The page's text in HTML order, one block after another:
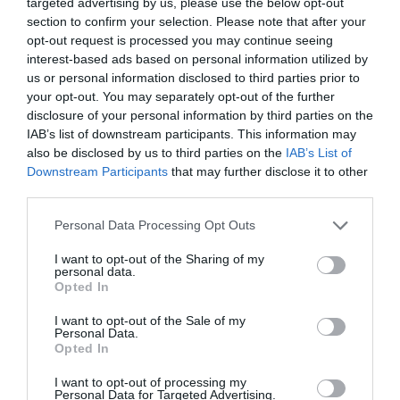
section to confirm your selection. Please note that after your
opt-out request is processed you may continue seeing
interest-based ads based on personal information utilized by
us or personal information disclosed to third parties prior to
your opt-out. You may separately opt-out of the further
disclosure of your personal information by third parties on the
IAB’s list of downstream participants. This information may
also be disclosed by us to third parties on the IAB’s List of
Downstream Participants that may further disclose it to other
Personal Data Processing Opt Outs
I want to opt-out of the Sharing of my
personal data.
Opted In
I want to opt-out of the Sale of my
Personal Data.
Opted In
I want to opt-out of processing my
Personal Data for Targeted Advertising.
urządzenia
Wskaźniki
statusu
Zasilanie, poziom sygnału, WAN, LAN
Komunikacja
Typ Bezprzewodowy modem komórkowy
Cellular
GSM, FDD LTE, TDD LTE
Generacja 3G, 4G
Pasmo
LTE B1, LTE B12, LTE B13, LTE B18, LTE B19,
LTE B3, LTE B38, LTE B39, LTE B4, LTE B40,
LTE B41, LTE B5, LTE B7, LTE B8
Maksymalna
prędkość
transmisji
150 Mbps
Protokoły VoIP
Zgodność z
Tak